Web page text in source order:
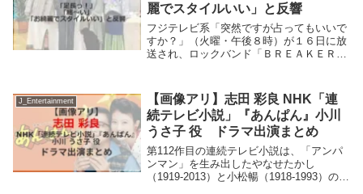
麗でスタイルいい」と反響
フジテレビ系「突然ですが占ってもいいで
すか？」（火曜・午後８時）が１６日に放
送され、ロックバンド「ＢＲＥＡＫＥＲ
いき）さん（５２）が出演した。足長っ！
スタッフが「そ...
J_Entertainment
【画像アリ】志田 彩良 NHK「連
続テレビ小説」『あんぱん』小川
うさ子 役 ドラマ出演まとめ
第112作目の連続テレビ小説は、「アンパ
ンマン」を生み出したやなせたかし
（1919-2013）と小松暢（1918-1993）の夫